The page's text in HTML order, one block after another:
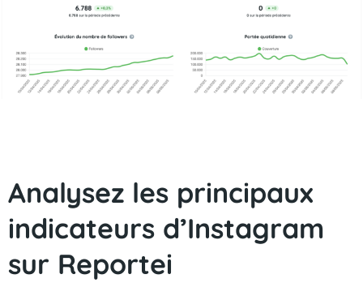
Analysez les principaux
indicateurs d’Instagram
sur Reportei